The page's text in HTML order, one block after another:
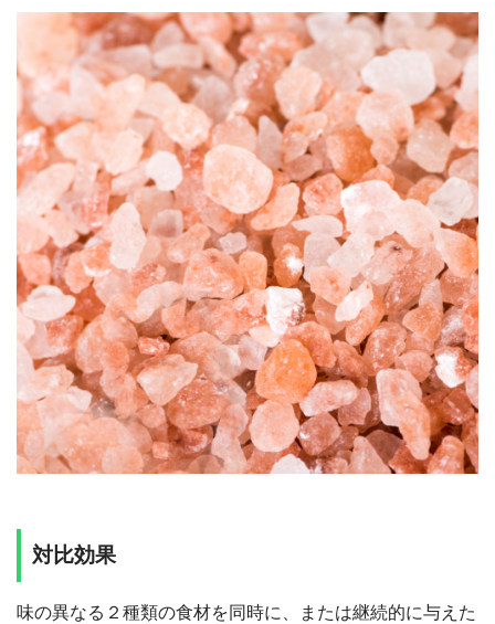
対比効果
味の異なる２種類の食材を同時に、または継続的に与えた